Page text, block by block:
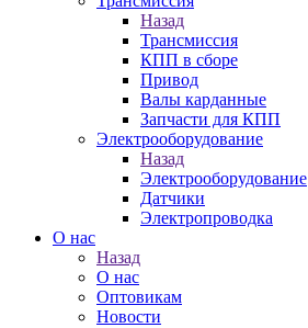
Назад
Трансмиссия
КПП в сборе
Привод
Валы карданные
Запчасти для КПП
Электрооборудование
Назад
Электрооборудование
Датчики
Электропроводка
О нас
Назад
О нас
Оптовикам
Новости